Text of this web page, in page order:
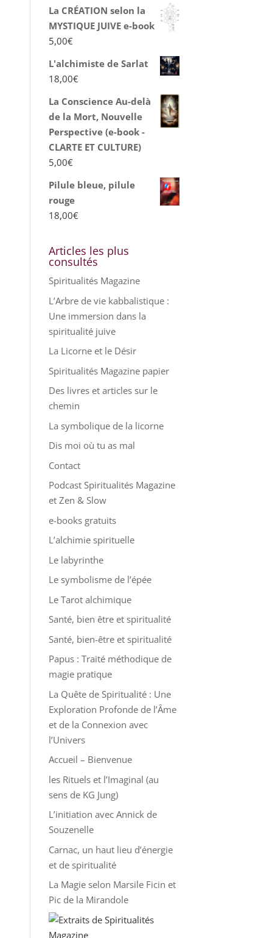
La CRÉATION selon la
MYSTIQUE JUIVE e-book
5,00€
L'alchimiste de Sarlat
18,00€
La Conscience Au-delà
de la Mort, Nouvelle
Perspective (e-book -
CLARTE ET CULTURE)
5,00€
Pilule bleue, pilule
rouge
18,00€
Articles les plus
consultés
Spiritualités Magazine
L’Arbre de vie kabbalistique :
Une immersion dans la
spiritualité juive
La Licorne et le Désir
Spiritualités Magazine papier
Des livres et articles sur le
chemin
La symbolique de la licorne
Dis moi où tu as mal
Contact
Podcast Spiritualités Magazine
et Zen & Slow
e-books gratuits
L’alchimie spirituelle
Le labyrinthe
Le symbolisme de l’épée
Le Tarot alchimique
Santé, bien être et spiritualité
Santé, bien-être et spiritualité
Papus : Traité méthodique de
magie pratique
La Quête de Spiritualité : Une
Exploration Profonde de l’Âme
et de la Connexion avec
l’Univers
Accueil – Bienvenue
les Rituels et l’Imaginal (au
sens de KG Jung)
L’initiation avec Annick de
Souzenelle
Carnac, un haut lieu d’énergie
et de spiritualité
La Magie selon Marsile Ficin et
Pic de la Mirandole